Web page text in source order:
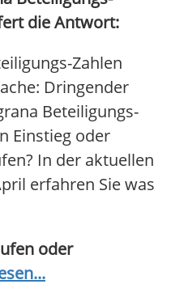
die Antwort:
Zahlen
Dringender
Beteiligungs-
Einstieg oder
In der aktuellen
erfahren Sie was
oder